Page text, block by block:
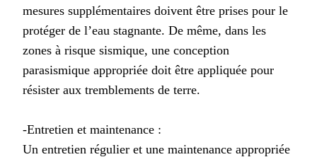
mesures supplémentaires doivent être prises pour le
protéger de l’eau stagnante. De même, dans les
zones à risque sismique, une conception
parasismique appropriée doit être appliquée pour
résister aux tremblements de terre.
-Entretien et maintenance :
Un entretien régulier et une maintenance appropriée